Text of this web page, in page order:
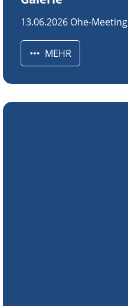
13.06.2026 Ohe-Meeting
MEHR